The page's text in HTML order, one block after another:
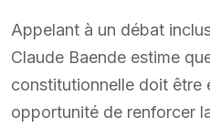
Appelant à un débat
Claude Baende estime
constitutionnelle doit être
opportunité de renforcer